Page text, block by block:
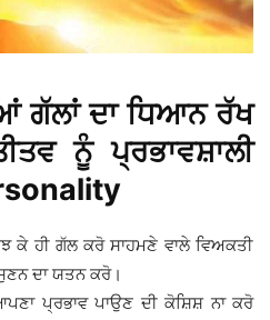
ਗੱਲਾਂ ਦਾ ਧਿਆਨ ਰੱਖ
ਨੂੰ ਪ੍ਰਭਾਵਸ਼ਾਲੀ
ਹੀ ਗੱਲ ਕਰੋ ਸਾਹਮਣੇ ਵਾਲੇ ਵਿਅਕਤੀ
ਦਾ ਯਤਨ ਕਰੋ।
ਪ੍ਰਭਾਵ ਪਾਉਣ ਦੀ ਕੋਸ਼ਿਸ਼ ਨਾ ਕਰੋ